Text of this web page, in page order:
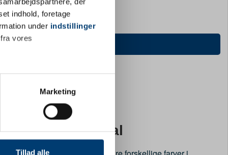
indhold, foretage
under indstillinger
vores
og til at analysere
for sociale medier,
Marketing
Tillad alle
Sort
i resopal